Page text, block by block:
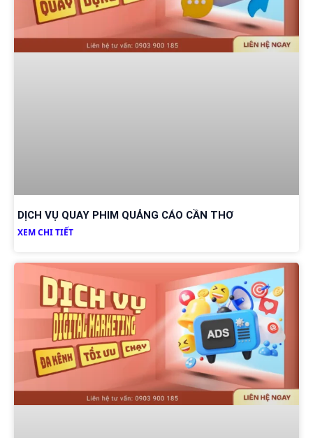
DỊCH VỤ QUAY PHIM QUẢNG CÁO CẦN THƠ
XEM CHI TIẾT